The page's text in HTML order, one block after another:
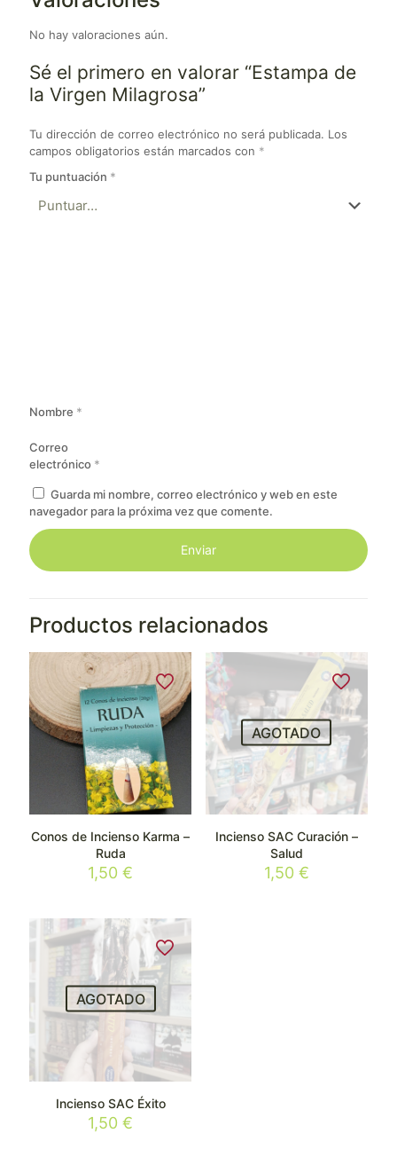
No hay valoraciones aún.
Sé el primero en valorar “Estampa de
la Virgen Milagrosa”
Tu dirección de correo electrónico no será publicada. Los
campos obligatorios están marcados con *
Tu puntuación *
Nombre *
Correo
electrónico *
Guarda mi nombre, correo electrónico y web en este
navegador para la próxima vez que comente.
Productos relacionados
Conos de Incienso Karma –
Ruda
1,50€
AGOTADO
Incienso SAC Curación –
Salud
1,50 €
AGOTADO
Incienso SAC Éxito
1,50€